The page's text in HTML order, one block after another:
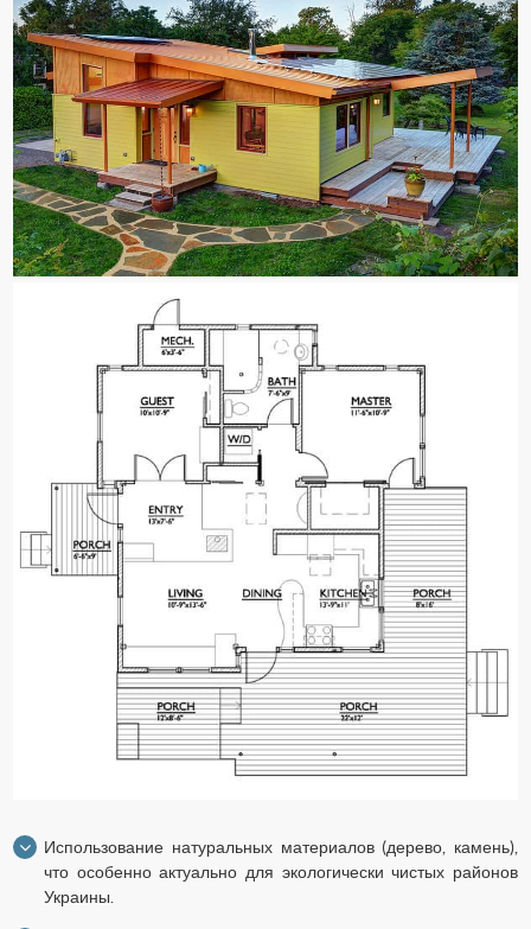
Использование натуральных материалов (дерево, камень),
что особенно актуально для экологически чистых районов
Украины.